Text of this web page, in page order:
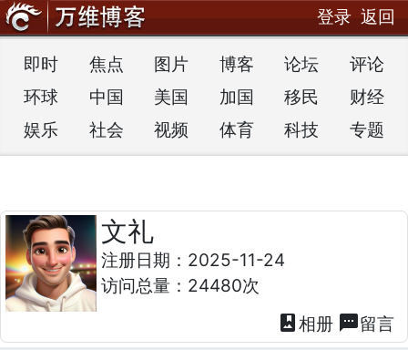
登录 返回
即时 焦点 图片 博客 论坛
评论
环球
中国 美国 加国 移民
财经
娱乐
社会 视频 体育 科技 专题
文礼
注册日期：2025-11-24
访问总量：24480次
photo_album 相册 textsms留言